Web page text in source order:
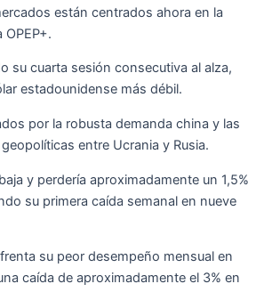
están centrados ahora en la
su cuarta sesión consecutiva al alza,
estadounidense más débil.
por la robusta demanda china y las
entre Ucrania y Rusia.
y perdería aproximadamente un 1,5%
su primera caída semanal en nueve
su peor desempeño mensual en
caída de aproximadamente el 3% en